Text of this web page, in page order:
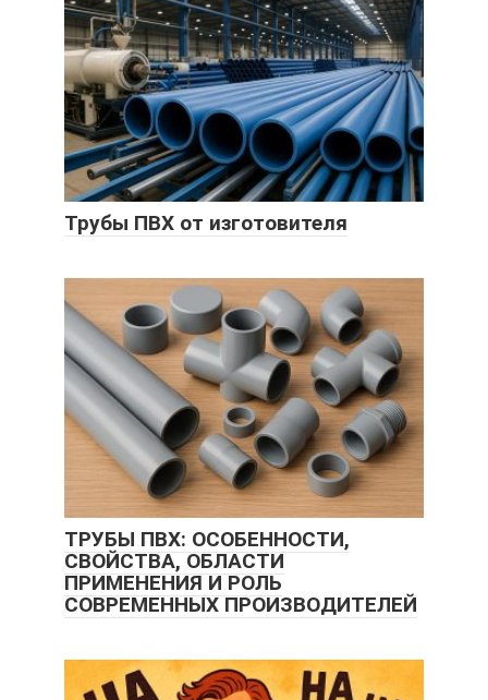
Трубы ПВХ от изготовителя
ТРУБЫ ПВХ: ОСОБЕННОСТИ,
СВОЙСТВА, ОБЛАСТИ
ПРИМЕНЕНИЯ И РОЛЬ
СОВРЕМЕННЫХ ПРОИЗВОДИТЕЛЕЙ